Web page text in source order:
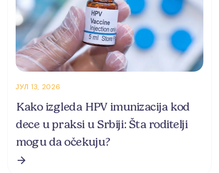
ЈУЛ 13, 2026
Kako izgleda HPV imunizacija kod
dece u praksi u Srbiji: Šta roditelji
mogu da očekuju?